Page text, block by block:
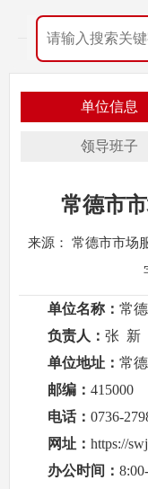
单位信息
领导班子
常德市
来源： 常德市市场
单位名称： 常
负责人： 张 新
单位地址： 常
邮编： 415000
电话： 0736-
网址： https://
办公时间：